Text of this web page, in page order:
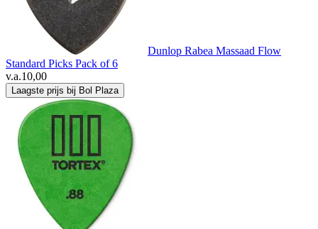
Dunlop Rabea Massaad Flow
Standard Picks Pack of 6
v.a.10,00
Laagste prijs bij Bol Plaza